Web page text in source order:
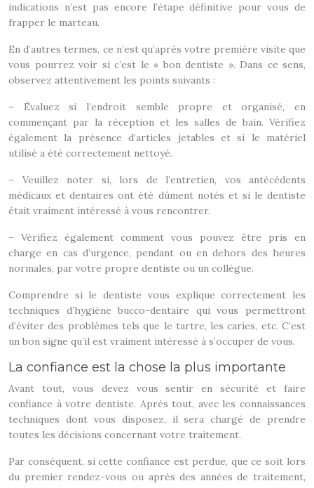
indications n’est pas encore l’étape définitive pour vous de
frapper le marteau.
En d’autres termes, ce n’est qu’après votre première visite que
vous pourrez voir si c’est le « bon dentiste ». Dans ce sens,
observez attentivement les points suivants :
– Évaluez si l’endroit semble propre et organisé, en
commençant par la réception et les salles de bain. Vérifiez
également la présence d’articles jetables et si le matériel
utilisé a été correctement nettoyé.
– Veuillez noter si, lors de l’entretien, vos antécédents
médicaux et dentaires ont été dûment notés et si le dentiste
était vraiment intéressé à vous rencontrer.
– Vérifiez également comment vous pouvez être pris en
charge en cas d’urgence, pendant ou en dehors des heures
normales, par votre propre dentiste ou un collègue.
Comprendre si le dentiste vous explique correctement les
techniques d’hygiène bucco-dentaire qui vous permettront
d’éviter des problèmes tels que le tartre, les caries, etc. C’est
un bon signe qu’il est vraiment intéressé à s’occuper de vous.
La confiance est la chose la plus importante
Avant tout, vous devez vous sentir en sécurité et faire
confiance à votre dentiste. Après tout, avec les connaissances
techniques dont vous disposez, il sera chargé de prendre
toutes les décisions concernant votre traitement.
Par conséquent, si cette confiance est perdue, que ce soit lors
du premier rendez-vous ou après des années de traitement,